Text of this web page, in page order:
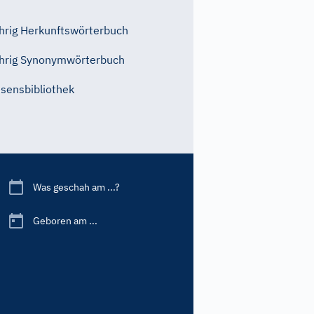
Herkunftswörterbuch
Synonymwörterbuch
Was geschah am ...?
Geboren am ...